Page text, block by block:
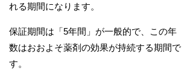
れる期間になります。
保証期間は「5年間」が一般的で、この年
数はおおよそ薬剤の効果が持続する期間で
す。